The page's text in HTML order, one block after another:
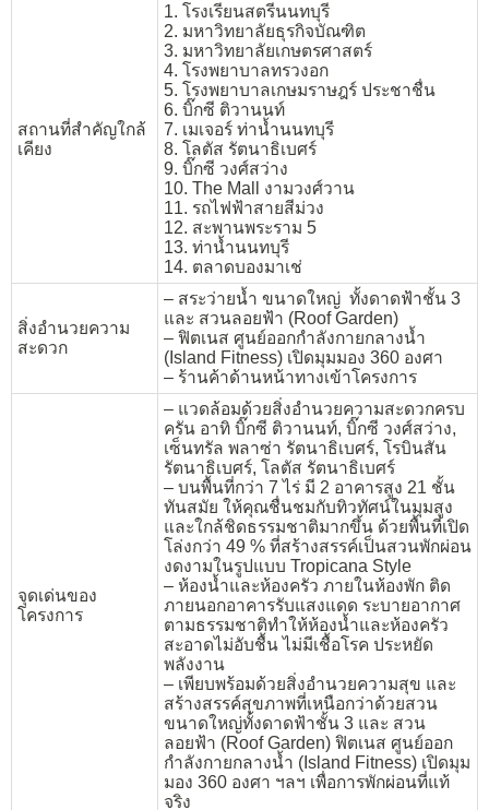
สถานที่สำคัญใกล้
เคียง
1. โรงเรียนสตรีนนทบุรี
2. มหาวิทยาลัยธุรกิจบัณฑิต
3. มหาวิทยาลัยเกษตรศาสตร์
4. โรงพยาบาลทรวงอก
5. โรงพยาบาลเกษมราษฎร์ ประชาชื่น
6. บิ๊กซี ติวานนท์
7. เมเจอร์ ท่าน้ำนนทบุรี
8. โลตัส รัตนาธิเบศร์
9. บิ๊กซี วงศ์สว่าง
10. The Mall งามวงศ์วาน
11. รถไฟฟ้าสายสีม่วง
12. สะพานพระราม 5
13. ท่าน้ำนนทบุรี
14. ตลาดบองมาเช่
สิ่งอำนวยความ
สะดวก
– สระว่ายน้ำ ขนาดใหญ่ ทั้งดาดฟ้าชั้น 3
และ สวนลอยฟ้า (Roof Garden)
– ฟิตเนส ศูนย์ออกกำลังกายกลางน้ำ
(Island Fitness) เปิดมุมมอง 360 องศา
– ร้านค้าด้านหน้าทางเข้าโครงการ
จุดเด่นของ
โครงการ
– แวดล้อมด้วยสิ่งอำนวยความสะดวกครบ
ครัน อาทิ บิ๊กซี ติวานนท์, บิ๊กซี วงศ์สว่าง,
เซ็นทรัล พลาซ่า รัตนาธิเบศร์, โรบินสัน
รัตนาธิเบศร์, โลตัส รัตนาธิเบศร์
– บนพื้นที่กว่า 7 ไร่ มี 2 อาคารสูง 21 ชั้น
ทันสมัย ให้คุณชื่นชมกับทิวทัศน์ในมุมสูง
และใกล้ชิดธรรมชาติมากขึ้น ด้วยพื้นที่เปิด
โล่งกว่า 49 % ที่สร้างสรรค์เป็นสวนพักผ่อน
งดงามในรูปแบบ Tropicana Style
– ห้องน้ำและห้องครัว ภายในห้องพัก ติด
ภายนอกอาคารรับแสงแดด ระบายอากาศ
ตามธรรมชาติทำให้ห้องน้ำและห้องครัว
สะอาดไม่อับชื้น ไม่มีเชื้อโรค ประหยัด
พลังงาน
– เพียบพร้อมด้วยสิ่งอำนวยความสุข และ
สร้างสรรค์สุขภาพที่เหนือกว่าด้วยสวน
ขนาดใหญ่ทั้งดาดฟ้าชั้น 3 และ สวน
ลอยฟ้า (Roof Garden) ฟิตเนส ศูนย์ออก
กำลังกายกลางน้ำ (Island Fitness) เปิดมุม
มอง 360 องศา ฯลฯ เพื่อการพักผ่อนที่แท้
จริง